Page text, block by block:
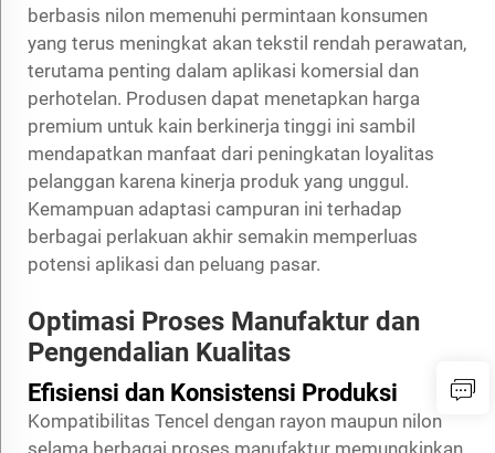
berbasis nilon memenuhi permintaan konsumen
yang terus meningkat akan tekstil rendah perawatan,
terutama penting dalam aplikasi komersial dan
perhotelan. Produsen dapat menetapkan harga
premium untuk kain berkinerja tinggi ini sambil
mendapatkan manfaat dari peningkatan loyalitas
pelanggan karena kinerja produk yang unggul.
Kemampuan adaptasi campuran ini terhadap
berbagai perlakuan akhir semakin memperluas
potensi aplikasi dan peluang pasar.
Optimasi Proses Manufaktur dan
Pengendalian Kualitas
Efisiensi dan Konsistensi Produksi
Kompatibilitas Tencel dengan rayon maupun nilon
selama berbagai proses manufaktur memungkinkan